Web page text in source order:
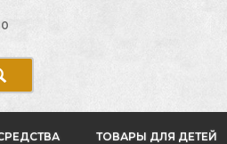
ТОВАРЫ ДЛЯ ДЕТЕЙ